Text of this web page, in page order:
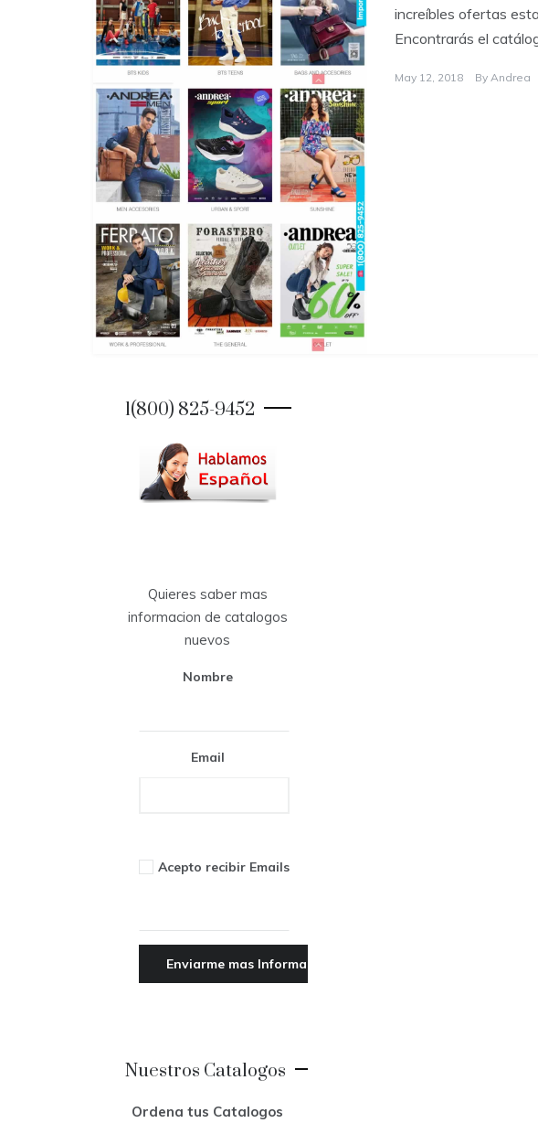
increíbles ofertas
Encontrarás el
May 12, 2018 By Andrea
1(800) 825-9452
Quieres saber mas
informacion de catalogos
nuevos
Nombre
Email
Acepto recibir Emails
Nuestros Catalogos
Ordena tus Catalogos